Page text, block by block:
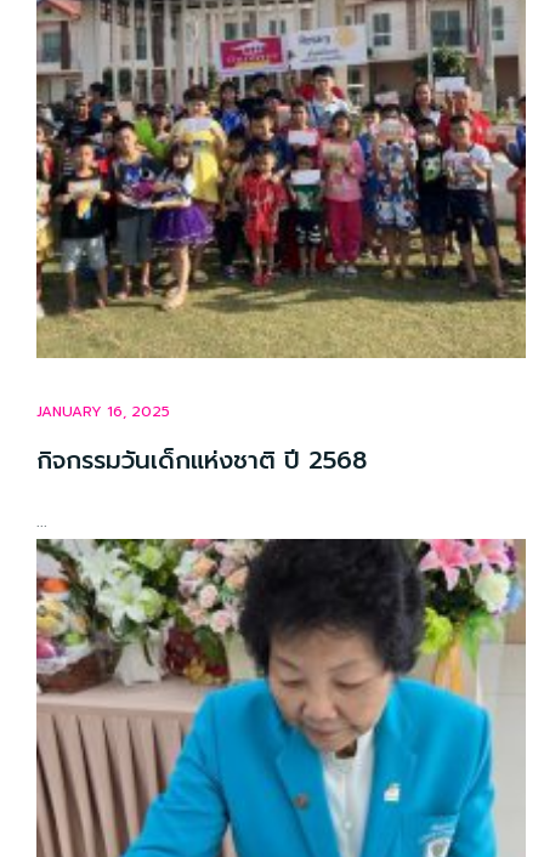
JANUARY 16, 2025
กิจกรรมวันเด็กแห่งชาติ ปี 2568
...